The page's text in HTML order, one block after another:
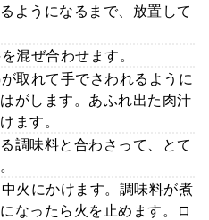
ようになるまで、放置して
混ぜ合わせます。
取れて手でさわれるように
がします。あふれ出た肉汁
ます。
調味料と合わさって、とて
火にかけます。調味料が煮
なったら火を止めます。ロ